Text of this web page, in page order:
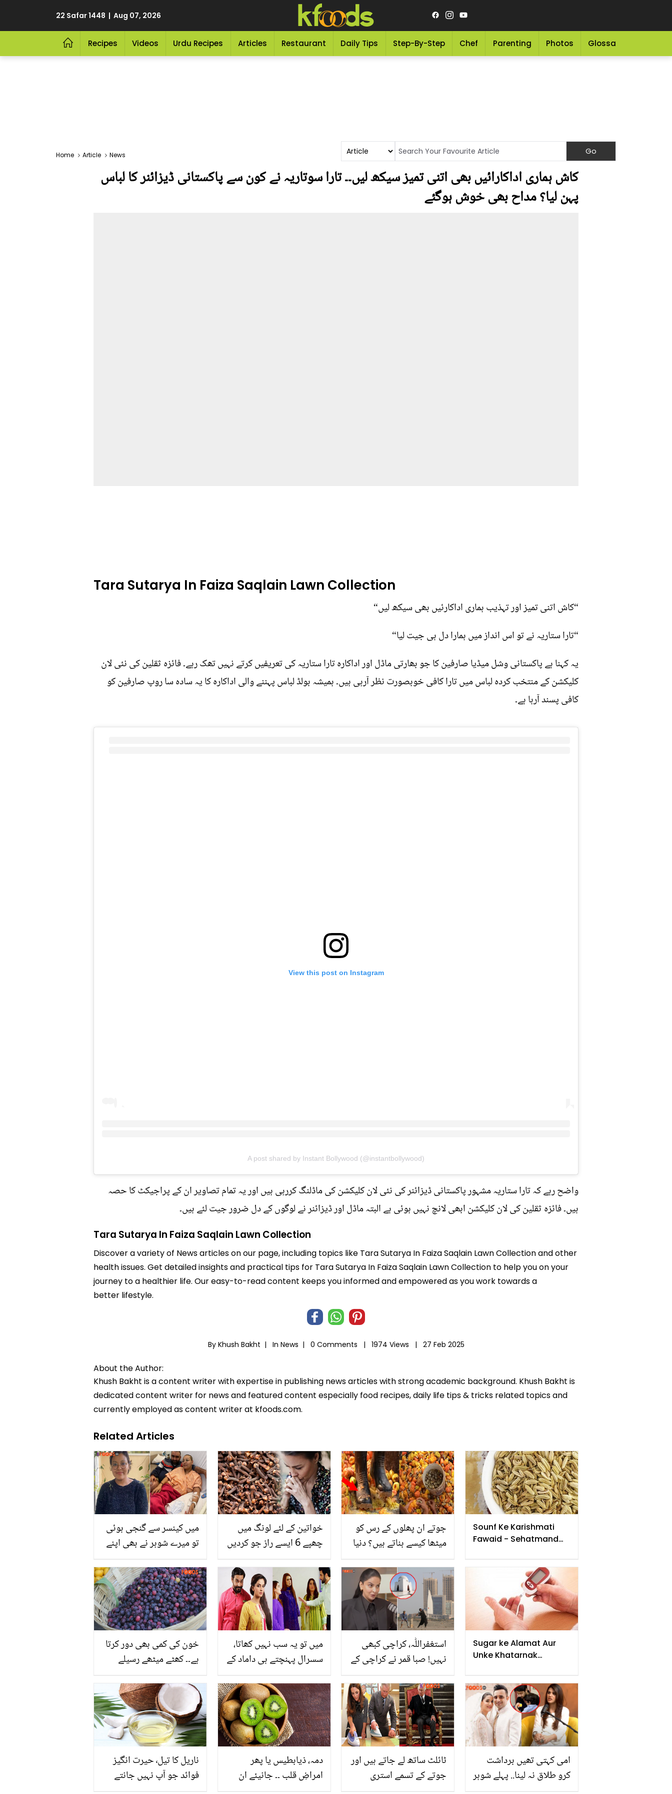
22 Safar 1448 | Aug 07, 2026
Recipes Videos Urdu Recipes Articles Restaurant Daily Tips Step-By-Step Chef Parenting Photos Glossary
Home Article News
کاش ہماری اداکارائیں بھی اتنی تمیز سیکھ لیں۔۔ تارا سوتاریہ نے کون سے پاکستانی ڈیزائنر کا لباس
پہن لیا؟ مداح بھی خوش ہوگئے
Tara Sutarya In Faiza Saqlain Lawn Collection
“کاش اتنی تمیز اور تہذیب ہماری اداکارئیں بھی سیکھ لیں“
“تارا ستاریہ نے تو اس انداز میں ہمارا دل ہی جیت لیا“
یہ کہنا ہے پاکستانی وشل میڈیا صارفین کا جو بھارتی ماڈل اور اداکارہ تارا ستاریہ کی تعریفیں کرتے نہیں تھک رہے۔ فائزہ ثقلین کی نئی لان
کلیکشن کے منتخب کردہ لباس میں تارا کافی خوبصورت نظر آرہی ہیں۔ ہمیشہ بولڈ لباس پہننے والی اداکارہ کا یہ سادہ سا روپ صارفین کو
کافی پسند آرہا ہے۔
View this post on Instagram
A post shared by Instant Bollywood (@instantbollywood)
واضح رہے کہ تارا ستاریہ مشہور پاکستانی ڈیزائنر کی نئی لان کلیکشن کی ماڈلنگ کررہی ہیں اور یہ تمام تصاویر ان کے پراجیکٹ کا حصہ
ہیں۔ فائزہ ثقلین کی لان کلیکشن ابھی لانچ نہیں ہوئی ہے البتہ ماڈل اور ڈیزائنر نے لوگوں کے دل ضرور جیت لئے ہیں۔
Tara Sutarya In Faiza Saqlain Lawn Collection
Discover a variety of News articles on our page, including topics like Tara Sutarya In Faiza Saqlain Lawn Collection and other
health issues. Get detailed insights and practical tips for Tara Sutarya In Faiza Saqlain Lawn Collection to help you on your
journey to a healthier life. Our easy-to-read content keeps you informed and empowered as you work towards a
better lifestyle.
By Khush Bakht | In News | 0 Comments | 1974 Views | 27 Feb 2025
About the Author:
Khush Bakht is a content writer with expertise in publishing news articles with strong academic background. Khush Bakht is
dedicated content writer for news and featured content especially food recipes, daily life tips & tricks related topics and
currently employed as content writer at kfoods.com.
Related Articles
میں کینسر سے گنجی ہوئی
تو میرے شوہر نے بھی اپنے
کینسر سے لڑنے والی عورت
کی وہ کہانی جو سب کو داد
دینے پر مجبور کردے
خواتین کے لئے لونگ میں
چھپے 6 ایسے راز جو کردیں
جوتے ان پھلوں کے رس کو
میٹھا کیسے بناتے ہیں؟ دنیا
مشینوں کے بجائے پاؤں سے
جوس نکالتے ہیں، دیکھیے
Sounf Ke Karishmati
Fawaid - Sehatmand
خون کی کمی بھی دور کرتا
ہے۔۔ کھٹے میٹھے رسیلے
کمالات جن سے آپ بھی
فائدہ اٹھا سکتے ہیں
میں تو یہ سب نہیں کھاتا،
سسرال پہنچتے ہی داماد کے
گھر کو ایک ٹانگ پر کھڑا
کردیں
استغفراللّٰہ، کراچی کبھی
نہیں! صبا قمر نے کراچی کے
صارفین نے سوشل میڈیا پر
ہنگامہ مچا دیا
Sugar ke Alamat Aur
Unke Khatarnak
ناریل کا تیل٬ حیرت انگیز
فوائد جو آپ نہیں جانتے
دمہ، ذیابطیس یا پھر
امراضِ قلب ۔۔ جانیئے ان
ٹائلٹ ساتھ لے جاتے ہیں اور
جوتے کے تسمے استری
امی کہتی تھیں برداشت
کرو طلاق نہ لینا.. پہلے شوہر